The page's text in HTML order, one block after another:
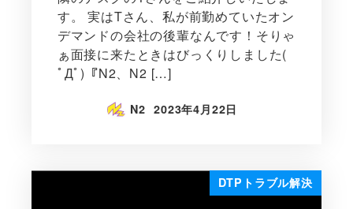
す。 実はTさん、私が前勤めていたオン
デマンドの会社の後輩なんです！そりゃ
ぁ面接に来たときはびっくりしました(
ﾟДﾟ)『N2、N2 […]
N2 2023年4月22日
DTPトラブル解決